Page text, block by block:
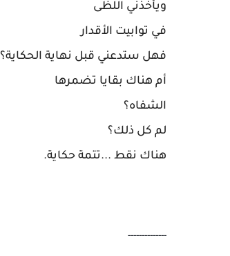
ويأخذني اللظى
في توابيت الأقدار
فهل ستدعني قبل نهاية الحكاية؟
أم هناك بقايا تضمرها
الشفاه؟
لم كل ذلك؟
هناك نقط ...تتمة حكاية.
--------------